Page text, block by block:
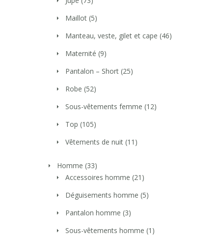
Maillot (5)
Manteau, veste, gilet et cape (46)
Maternité (9)
Pantalon – Short (25)
Robe (52)
Sous-vêtements femme (12)
Top (105)
Vêtements de nuit (11)
Homme (33)
Accessoires homme (21)
Déguisements homme (5)
Pantalon homme (3)
Sous-vêtements homme (1)